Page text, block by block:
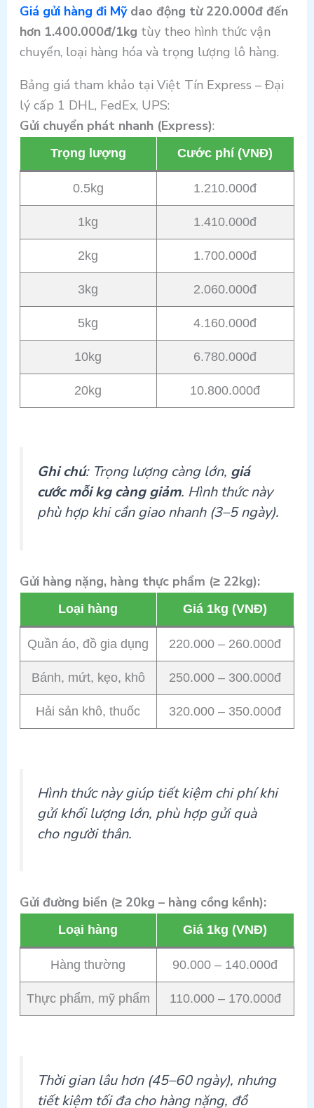
Giá gửi hàng đi Mỹ dao động từ 220.000đ đến
hơn 1.400.000đ/1kg tùy theo hình thức vận
chuyển, loại hàng hóa và trọng lượng lô hàng.
Bảng giá tham khảo tại Việt Tín Express – Đại
lý cấp 1 DHL, FedEx, UPS:
Gửi chuyển phát nhanh (Express):
Trọng lượng Cước phí (VNĐ)
0.5kg 1.210.000đ
1kg 1.410.000đ
2kg 1.700.000đ
3kg 2.060.000đ
5kg 4.160.000đ
10kg 6.780.000đ
20kg 10.800.000đ
Ghi chú: Trọng lượng càng lớn, giá
cước mỗi kg càng giảm. Hình thức này
phù hợp khi cần giao nhanh (3–5 ngày).
Gửi hàng nặng, hàng thực phẩm (≥ 22kg):
Loại hàng Giá 1kg (VNĐ)
Quần áo, đồ gia dụng 220.000 – 260.000đ
Bánh, mứt, kẹo, khô 250.000 – 300.000đ
Hải sản khô, thuốc 320.000 – 350.000đ
Hình thức này giúp tiết kiệm chi phí khi
gửi khối lượng lớn, phù hợp gửi quà
cho người thân.
Gửi đường biển (≥ 20kg – hàng cồng kềnh):
Loại hàng Giá 1kg (VNĐ)
Hàng thường 90.000 – 140.000đ
Thực phẩm, mỹ phẩm 110.000 – 170.000đ
Thời gian lâu hơn (45–60 ngày), nhưng
tiết kiệm tối đa cho hàng nặng, đồ